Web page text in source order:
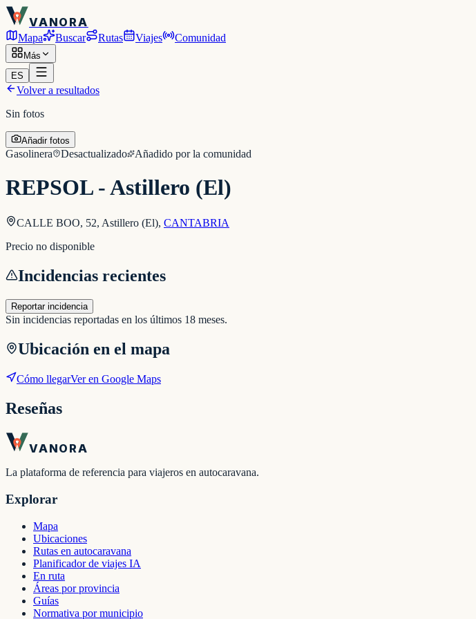
VANORA
Mapa Buscar Rutas Viajes Comunidad
Más
ES
Volver a resultados
Sin fotos
Añadir fotos
Gasolinera Desactualizado Añadido por la comunidad
REPSOL - Astillero (El)
CALLE BOO, 52, Astillero (El), CANTABRIA
Precio no disponible
Incidencias recientes
Reportar incidencia
Sin incidencias reportadas en los últimos 18 meses.
Ubicación en el mapa
Cómo llegarVer en Google Maps
Reseñas
VANORA
La plataforma de referencia para viajeros en autocaravana.
Explorar
Mapa
Ubicaciones
Rutas en autocaravana
Planificador de viajes IA
En ruta
Áreas por provincia
Guías
Normativa por municipio